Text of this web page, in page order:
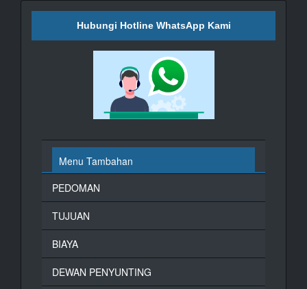
Hubungi Hotline WhatsApp Kami
Menu Tambahan
PEDOMAN
TUJUAN
BIAYA
DEWAN PENYUNTING